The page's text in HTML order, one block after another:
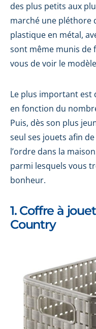
des plus petits aux
marché une pléthore
plastique en métal,
sont même munis de
vous de voir le
Le plus important est
en fonction du
Puis, dès son plus
seul ses jouets afin
l’ordre dans la
parmi lesquels vous
bonheur.
1. Coffre à
Country